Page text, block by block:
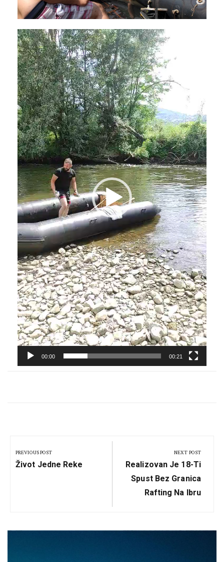
Прегледач
видео
записа
00:00 00:21
чланка
PREVIOUS POST
Previous
Život Jedne Reke
NEXT POST
Next
Post:
Realizovan Je 18-Ti
Spust Bez Granica
Rafting Na Ibru